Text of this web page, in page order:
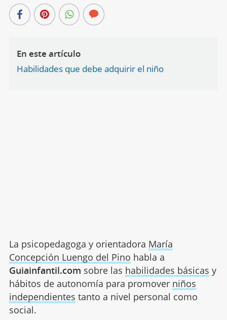
En este artículo
Habilidades que debe adquirir el niño
La psicopedagoga y orientadora María
Concepción Luengo del Pino habla a
Guiainfantil.com sobre las habilidades básicas y
hábitos de autonomía para promover niños
independientes tanto a nivel personal como
social.